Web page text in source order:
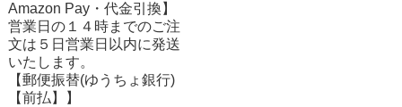
Amazon Pay・ 代金引換】
営業日の１４時までのご注
文は５日営業日以内に発送
いたします。
【郵便振替(ゆうちょ銀行)
【前払】】